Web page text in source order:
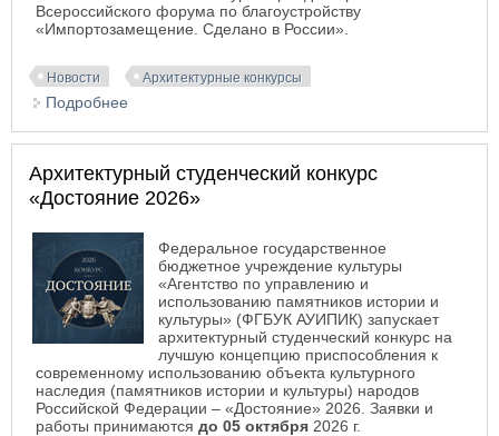
Всероссийского форума по благоустройству
«Импортозамещение. Сделано в России».
Новости Архитектурные конкурсы
Подробнее
Архитектурный студенческий конкурс
«Достояние 2026»
Федеральное государственное
бюджетное учреждение культуры
«Агентство по управлению и
использованию памятников истории и
культуры» (ФГБУК АУИПИК) запускает
архитектурный студенческий конкурс на
лучшую концепцию приспособления к
современному использованию объекта культурного
наследия (памятников истории и культуры) народов
Российской Федерации – «Достояние» 2026. Заявки и
работы принимаются до 05 октября 2026 г.